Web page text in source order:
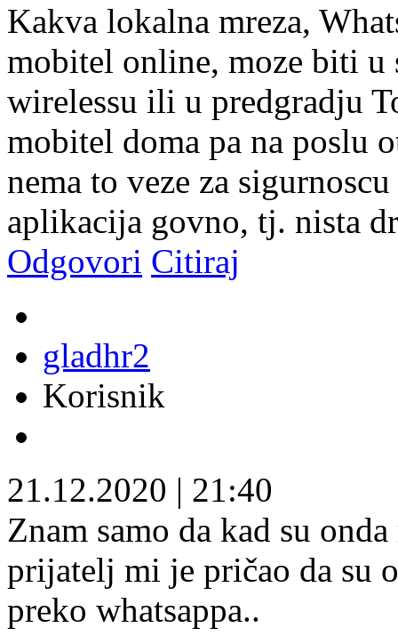
Kakva lokalna mreza,
mobitel online, moze biti u
wirelessu ili u predgradju
mobitel doma pa na poslu
nema to veze za
aplikacija govno, tj. nista
Odgovori Citiraj
gladhr2
Korisnik
21.12.2020 | 21:40
Znam samo da kad su
prijatelj mi je pričao da su
preko whatsappa..